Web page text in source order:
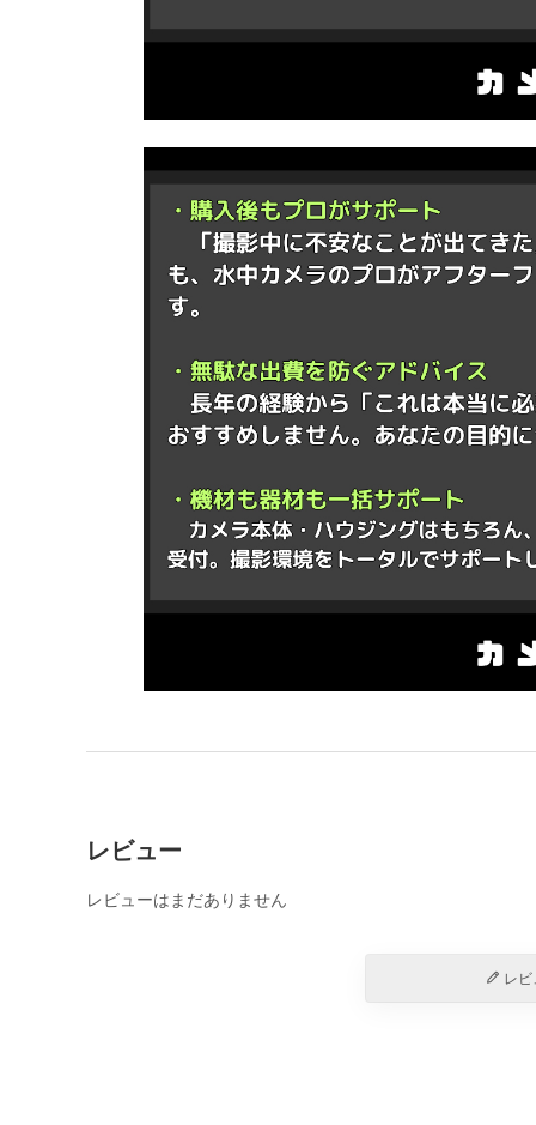
レビュー
レビューはまだありません
レ